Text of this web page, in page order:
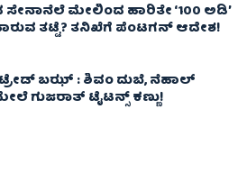
ಮೇಲಿಂದ ಹಾರಿತೇ ‘100 ಅಡಿ’
ತಟ್ಟೆ? ತನಿಖೆಗೆ ಪೆಂಟಗನ್ ಆದೇಶ!
ಟ್ರೇಡ್‌ ಬಝ್ : ಶಿವಂ ದುಬೆ, ನೆಹಾಲ್
ಗುಜರಾತ್ ಟೈಟನ್ಸ್ ಕಣ್ಣು!